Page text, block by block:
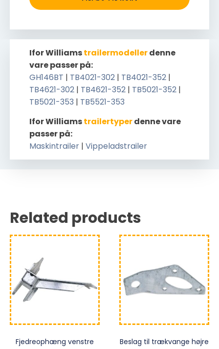
Ifor Williamstrailertyperdenne vare
passer på:
Maskintrailer | Vippeladstrailer
Ifor Williamstrailermodellerdenne
vare passer på:
GH146BT | TB4021-302 | TB4021-352 |
TB4621-302 | TB4621-352 | TB5021-352 |
TB5021-353 | TB5521-353
Related products
Fjedreophæng venstre Beslag til trækvange højre